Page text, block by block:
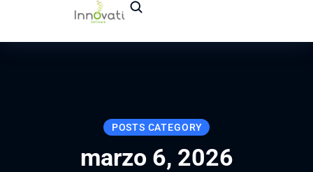
POSTS CATEGORY
marzo 6, 2026